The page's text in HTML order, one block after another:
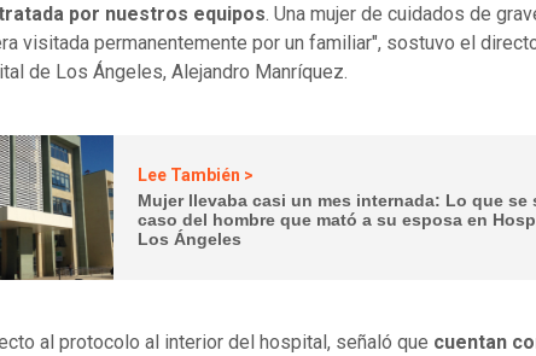
por nuestros equipos. Una mujer de cuidados de
visitada permanentemente por un familiar", sostuvo el
de Los Ángeles, Alejandro Manríquez.
Lee También >
Mujer llevaba casi un mes internada: Lo que se
caso del hombre que mató a su esposa en
Los Ángeles
al protocolo al interior del hospital, señaló que cuentan